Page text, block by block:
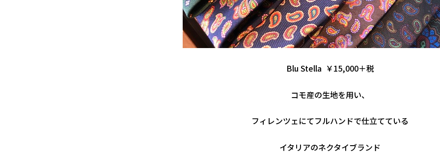
Blu Stella ￥15,000＋税
コモ産の生地を用い、
フィレンツェにてフルハンドで仕立てている
イタリアのネクタイブランド